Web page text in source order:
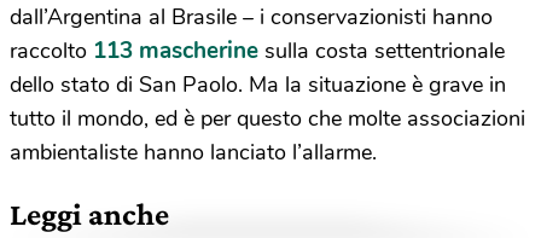
dall’Argentina al Brasile – i conservazionisti hanno
raccolto 113 mascherine sulla costa settentrionale
dello stato di San Paolo. Ma la situazione è grave in
tutto il mondo, ed è per questo che molte associazioni
ambientaliste hanno lanciato l’allarme.
Leggi anche